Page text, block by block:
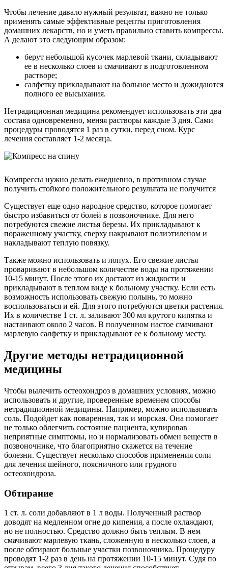
Чтобы лечение давало нужный результат, важно не только
применять самые эффективные рецепты приготовления
домашних лекарств, но и уметь правильно ставить компрессы.
А делают это следующим образом:
берут небольшой кусочек марлевой ткани, складывают
ее в несколько слоев и смачивают в подготовленном
растворе;
салфетку прикладывают на больное место и дожидаются
полного ее высыхания.
Нетрадиционная медицина рекомендует использовать эти два
состава одновременно, меняя растворы каждые 3 дня. Сами
процедуры проводятся 1 раз в сутки, перед сном. Курс
лечения составляет 1-2 месяца.
Компрессы нужно делать ежедневно, в противном случае
получить стойкого положительного результата не получится
Существует еще одно народное средство, которое помогает
быстро избавиться от болей в позвоночнике. Для него
потребуются свежие листья березы. Их прикладывают к
пораженному участку, сверху накрывают полиэтиленом и
накладывают теплую повязку.
Также можно использовать и лопух. Его свежие листья
проваривают в небольшом количестве воды на протяжении
10-15 минут. После этого их достают из жидкости и
прикладывают в теплом виде к больному участку. Если есть
возможность использовать свежую полынь, то можно
воспользоваться и ей. Для этого потребуются цветки растения.
Их в количестве 1 ст. л. заливают 300 мл крутого кипятка и
настаивают около 2 часов. В полученном настое смачивают
марлевую салфетку и прикладывают ее к больному месту.
Другие методы нетрадиционной
медицины
Чтобы вылечить остеохондроз в домашних условиях, можно
использовать и другие, проверенные временем способы
нетрадиционной медицины. Например, можно использовать
соль. Подойдет как поваренная, так и морская. Она помогает
не только облегчить состояние пациента, купировав
неприятные симптомы, но и нормализовать обмен веществ в
позвоночнике, что благоприятно скажется на течение
болезни. Существует несколько способов применения соли
для лечения шейного, поясничного или грудного
остеохондроза.
Обтирание
1 ст. л. соли добавляют в 1 л воды. Полученный раствор
доводят на медленном огне до кипения, а после охлаждают,
но не полностью. Средство должно быть теплым. В нем
смачивают марлевую ткань, сложенную в несколько слоев, а
после обтирают больные участки позвоночника. Процедуру
проводят 1-2 раз в день на протяжении 10-15 минут. Судя по